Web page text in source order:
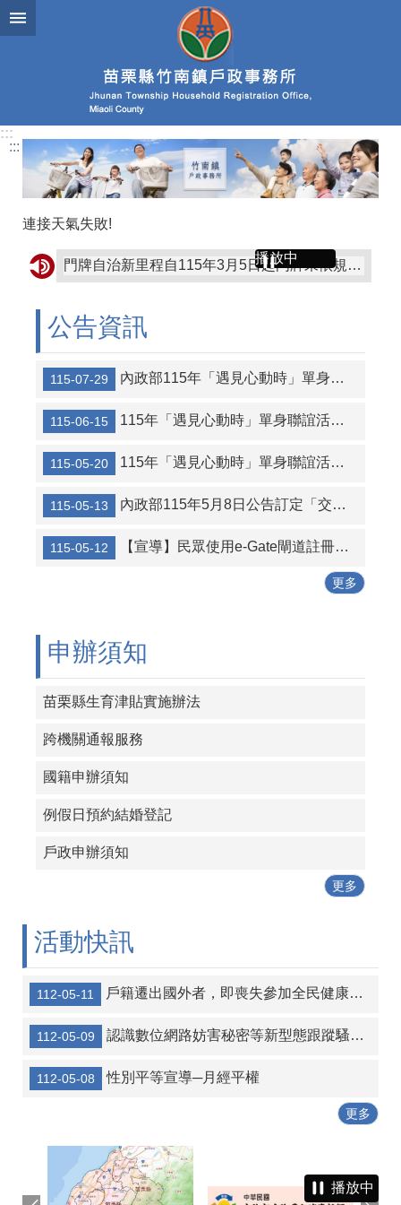
跳到主要內容區塊
:::
:::
連接天氣失敗!
播放中 門牌自治新里程自115年3月5日起門牌未依規定張貼或脫落未補製張貼要罰300元、私設門牌將罰5000元。
行人走在斑馬線上，車輛遵守停讓
公告資訊
115-07-29 內政部115年「遇見心動時」單身聯誼活動，第3、10-14梯次訂於115年8月7日至16日受理報名
115-06-15 115年「遇見心動時」單身聯誼活動第5-9梯次，6月22日至7月1日開放報名
115-05-20 115年「遇見心動時」單身聯誼活動共14梯次，歡迎踴躍參與
115-05-13 內政部115年5月8日公告訂定「交友媒合服務定型化契約應記載及不得記載事項」
115-05-12 【宣導】民眾使用e-Gate閘道註冊服務海報
更多
申辦須知
苗栗縣生育津貼實施辦法
跨機關通報服務
國籍申辦須知
例假日預約結婚登記
戶政申辦須知
更多
活動快訊
112-05-11 戶籍遷出國外者，即喪失參加全民健康保險資格
112-05-09 認識數位網路妨害秘密等新型態跟蹤騷擾犯罪
112-05-08 性別平等宣導─月經平權
更多
播放中